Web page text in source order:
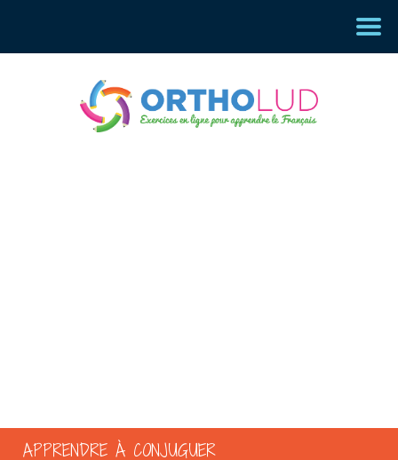
APPRENDRE À CONJUGUER